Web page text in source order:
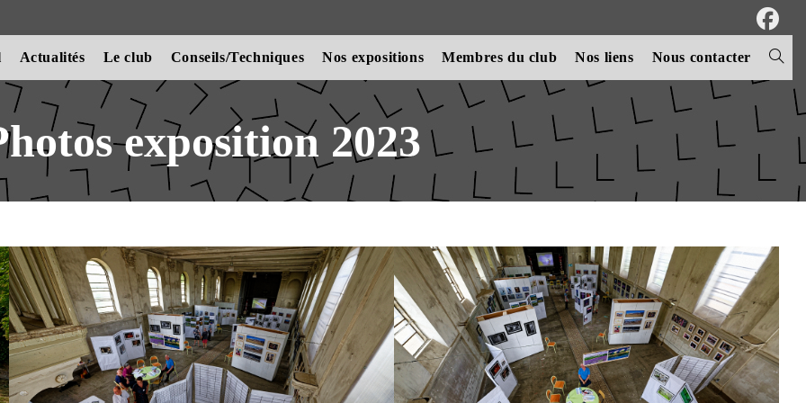
Actualités Le club Conseils/Techniques Nos expositions Membres du club Nos liens Nous contacter Toggle
website
search
exposition 2023